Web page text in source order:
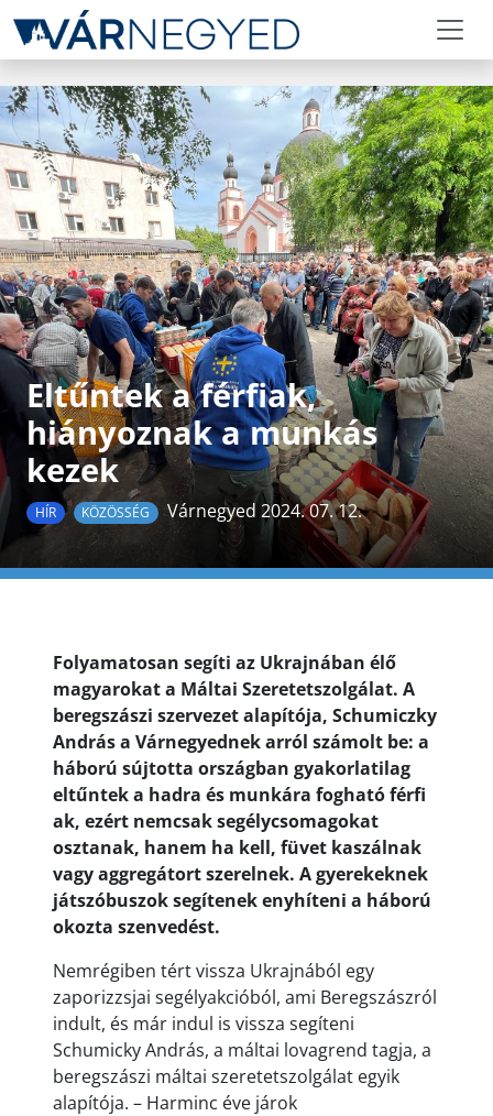
Eltűntek a férfiak,
hiányoznak a munkás
kezek
HÍR KÖZÖSSÉG Várnegyed 2024. 07. 12.
Folyamatosan segíti az Ukrajnában élő
magyarokat a Máltai Szeretetszolgálat. A
beregszászi szervezet alapítója, Schumiczky
András a Várnegyednek arról számolt be: a
háború sújtotta országban gyakorlatilag
eltűntek a hadra és munkára fogható férfi
ak, ezért nemcsak segélycsomagokat
osztanak, hanem ha kell, füvet kaszálnak
vagy aggregátort szerelnek. A gyerekeknek
játszóbuszok segítenek enyhíteni a háború
okozta szenvedést.
Nemrégiben tért vissza Ukrajnából egy
zaporizzsjai segélyakcióból, ami Beregszászról
indult, és már indul is vissza segíteni
Schumicky András, a máltai lovagrend tagja, a
beregszászi máltai szeretetszolgálat egyik
alapítója. – Harminc éve járok